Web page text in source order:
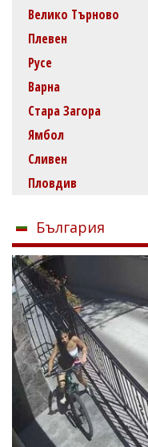
Велико Търново
Плевен
Русе
Варна
Стара Загора
Ямбол
Сливен
Пловдив
България